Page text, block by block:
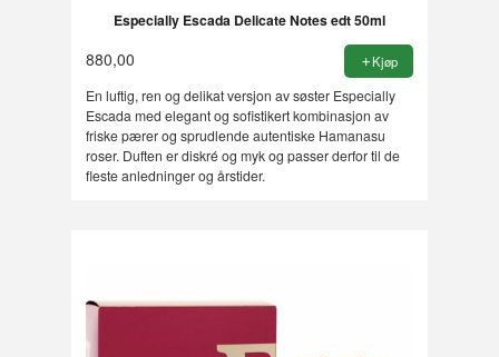
Especially Escada Delicate Notes edt 50ml
880,00 Kjøp
En luftig, ren og delikat versjon av søster Especially
Escada med elegant og sofistikert kombinasjon av
friske pærer og sprudlende autentiske Hamanasu
roser. Duften er diskré og myk og passer derfor til de
fleste anledninger og årstider.